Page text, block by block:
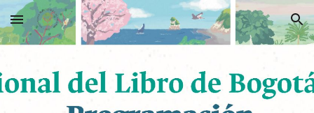
Skip to main content Skip to navigation